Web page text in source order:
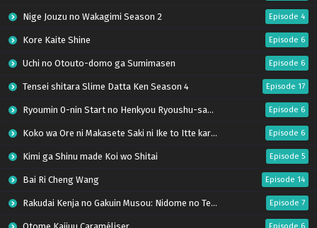
Nige Jouzu no Wakagimi Season 2 Episode 4
Kore Kaite Shine Episode 6
Uchi no Otouto-domo ga Sumimasen Episode 6
Tensei shitara Slime Datta Ken Season 4 Episode 17
Ryoumin 0-nin Start no Henkyou Ryoushu-sama Episode 6
Koko wa Ore ni Makasete Saki ni Ike to Itte kara 10-nen ga Tattara Densetsu ni Natteita. Episode 6
Kimi ga Shinu made Koi wo Shitai Episode 5
Bai Ri Cheng Wang Episode 14
Rakudai Kenja no Gakuin Musou: Nidome no Tensei, S-Rank Cheat Majutsushi Boukenroku Episode 7